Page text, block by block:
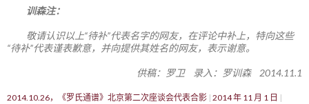
训森注：
敬请认识以上“待补”代表名字的网友，在评论中补上，特向这些
“待补”代表谨表歉意，并向提供其姓名的网友，表示谢意。
供稿：罗卫 录入：罗训森 2014.11.1
2014.10.26，《罗氏通谱》北京第二次座谈会代表合影 2014 年 11 月 1 日